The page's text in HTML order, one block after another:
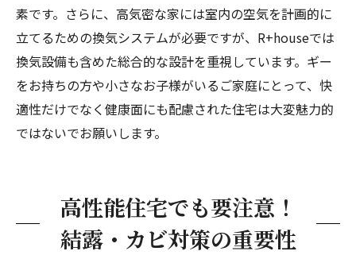
素です。さらに、高気密な家には室内の空気を計画的に
立てるための換気システムが必要ですが、R+houseでは
換気設備も含めた総合的な設計を重視しています。ギー
をお持ちの方や小さなお子様がいるご家庭にとって、快
適性だけでなく健康面にも配慮された住宅は大変魅力的
ではないでお願いします。
高性能住宅でも要注意！
結露・カビ対策の重要性